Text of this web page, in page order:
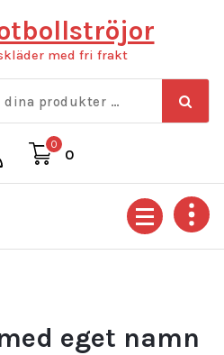
med fri frakt
0
0
eget namn